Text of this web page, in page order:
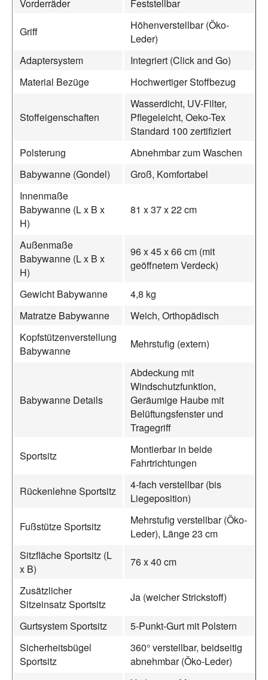
Vorderräder
Feststellbar
Griff
Höhenverstellbar (Öko-
Leder)
Adaptersystem
Integriert (Click and Go)
Material Bezüge
Hochwertiger Stoffbezug
Stoffeigenschaften
Wasserdicht, UV-Filter,
Pflegeleicht, Oeko-Tex
Standard 100 zertifiziert
Polsterung
Abnehmbar zum Waschen
Babywanne (Gondel)
Groß, Komfortabel
Innenmaße
Babywanne (L x B x
H)
81 x 37 x 22 cm
Außenmaße
Babywanne (L x B x
H)
96 x 45 x 66 cm (mit
geöffnetem Verdeck)
Gewicht Babywanne
4,8 kg
Matratze Babywanne
Weich, Orthopädisch
Kopfstützenverstellung
Babywanne
Mehrstufig (extern)
Babywanne Details
Abdeckung mit
Windschutzfunktion,
Geräumige Haube mit
Belüftungsfenster und
Tragegriff
Sportsitz
Montierbar in beide
Fahrtrichtungen
Rückenlehne Sportsitz
4-fach verstellbar (bis
Liegeposition)
Fußstütze Sportsitz
Mehrstufig verstellbar (Öko-
Leder), Länge 23 cm
Sitzfläche Sportsitz (L
x B)
76 x 40 cm
Zusätzlicher
Sitzeinsatz Sportsitz
Ja (weicher Strickstoff)
Gurtsystem Sportsitz
5-Punkt-Gurt mit Polstern
Sicherheitsbügel
Sportsitz
360° verstellbar, beidseitig
abnehmbar (Öko-Leder)